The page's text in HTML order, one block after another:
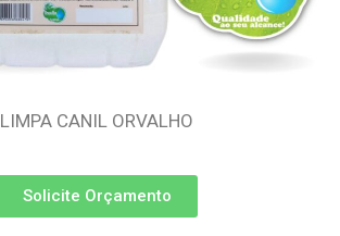
LIMPA CANIL ORVALHO
Solicite Orçamento